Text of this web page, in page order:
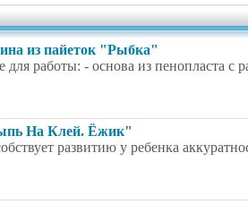
из пайеток "Рыбка"
для работы: - основа из пенопласта с
На Клей. Ёжик"
развитию у ребенка